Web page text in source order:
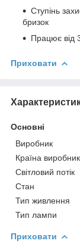
Ступінь
бризок
Працює від
Приховати
Основні
Виробник
Країна виробник
Світловий потік
Стан
Тип живлення
Тип лампи
Приховати